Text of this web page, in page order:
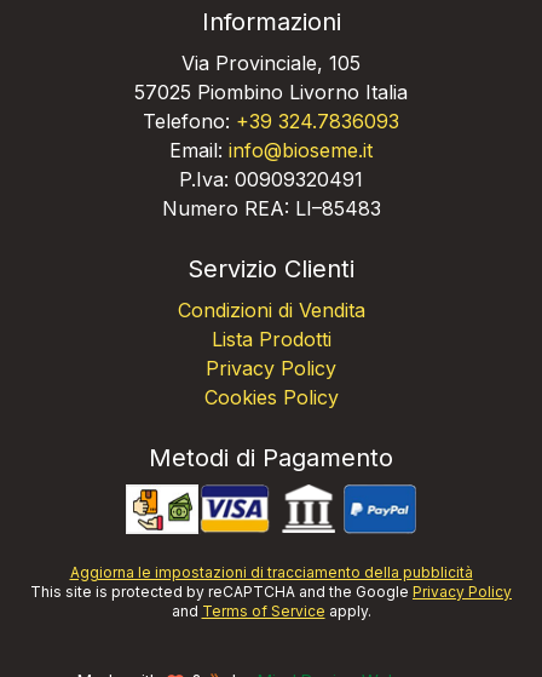
Informazioni
Via Provinciale, 105
57025 Piombino Livorno Italia
Telefono: +39 324.7836093
Email: info@bioseme.it
P.Iva: 00909320491
Numero REA: LI–85483
Servizio Clienti
Condizioni di Vendita
Lista Prodotti
Privacy Policy
Cookies Policy
Metodi di Pagamento
Aggiorna le impostazioni di tracciamento della pubblicità
This site is protected by reCAPTCHA and the Google Privacy Policy
and Terms of Service apply.